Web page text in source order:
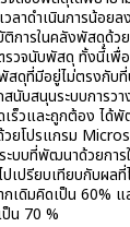
วลาดำเนินการน้อ
การในคลังพัสดุด้ว
รวจนับพัสดุ ทั้งนี้เพื่
สดุที่มีอยู่ไม่ตรงกับ
สนับสนุนระบบการ
เร็วและถูกต้อง ได้
ยโปรแกรม
บบที่พัฒนาด้วยการ
เปรียบเทียบกับผล
ดิมคิดเป็น 60% แล
น 70 %